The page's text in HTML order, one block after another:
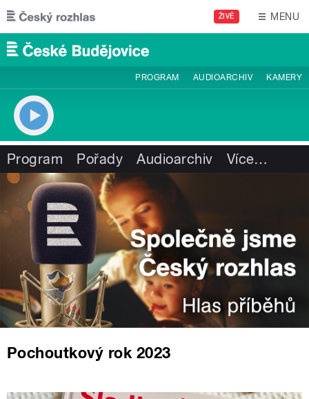
Přejít k hlavnímu obsahu
ŽIVĚ MENU
PROGRAM AUDIOARCHIV KAMERY
Program Pořady Audioarchiv Více…
Pochoutkový rok 2023